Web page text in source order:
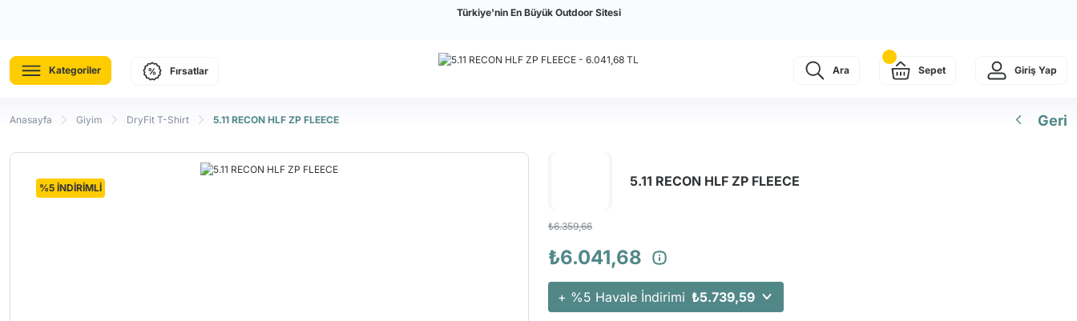
Türkiye'nin En Büyük Outdoor Sitesi
Kategoriler Fırsatlar Ara Sepet Giriş Yap
Anasayfa Giyim DryFit T-Shirt 5.11 RECON HLF ZP FLEECE Geri
%5 İNDİRİMLİ 5.11 RECON HLF ZP FLEECE
₺6.359,66
₺6.041,68
+ %5 Havale İndirimi ₺5.739,59